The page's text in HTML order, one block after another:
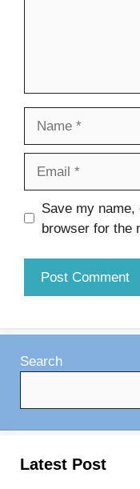
Website
Save my
browser for the
Search
Latest Post